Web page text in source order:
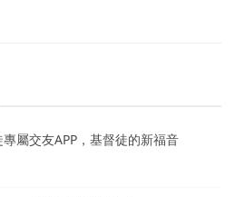
專屬交友APP，基督徒的新福音